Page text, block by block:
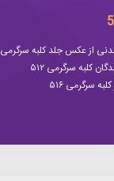
از عکس جلد کلبه سرگرمی ۵۱۶
کلبه سرگرمی ۵۱۲
سرگرمی ۵۱۶